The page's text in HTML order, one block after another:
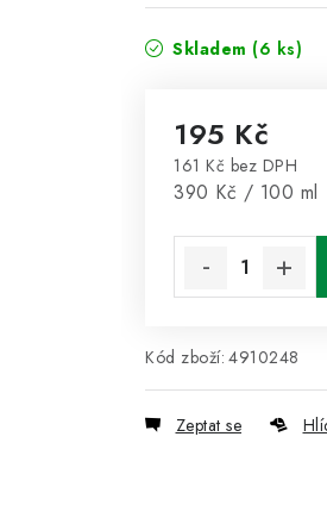
Skladem (6 ks)
195 Kč
161 Kč bez DPH
Měrná cena:
390 Kč / 100 ml
Kód zboží: 4910248
Zeptat se